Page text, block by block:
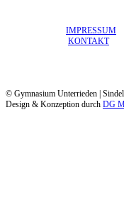
IMPRESSUM
KONTAKT
© Gymnasium Unterrieden |
Design & Konzeption durch DG